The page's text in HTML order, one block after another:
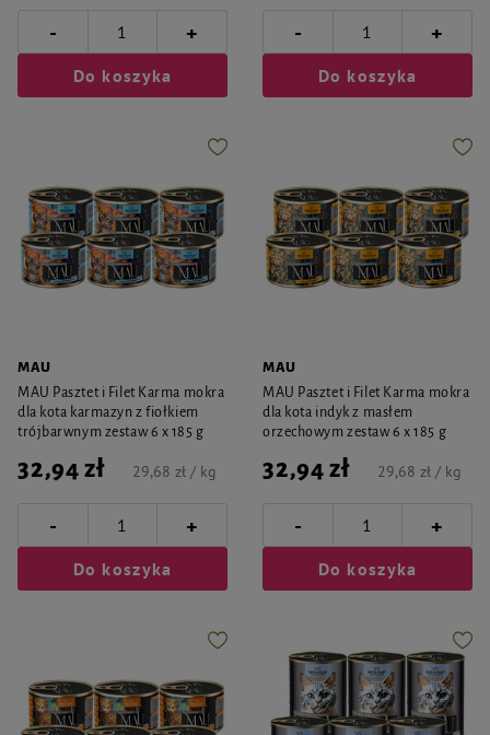
- +
Do koszyka
- +
Do koszyka
MAU
MAU Pasztet i Filet Karma mokra
dla kota karmazyn z fiołkiem
trójbarwnym zestaw 6 x 185 g
32,94 zł 29,68 zł / kg
- +
Do koszyka
MAU
MAU Pasztet i Filet Karma mokra
dla kota indyk z masłem
orzechowym zestaw 6 x 185 g
32,94 zł 29,68 zł / kg
- +
Do koszyka